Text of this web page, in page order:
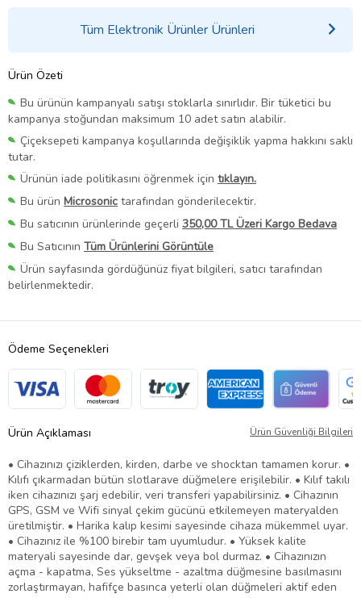
Tüm Elektronik Ürünler Ürünleri
Ürün Özeti
Bu ürünün kampanyalı satışı stoklarla sınırlıdır. Bir tüketici bu
kampanya stoğundan maksimum 10 adet satın alabilir.
Çiçeksepeti kampanya koşullarında değişiklik yapma hakkını saklı
tutar.
Ürünün iade politikasını öğrenmek için tıklayın.
Bu ürün Microsonic tarafından gönderilecektir.
Bu satıcının ürünlerinde geçerli 350,00 TL Üzeri Kargo Bedava
Bu Satıcının Tüm Ürünlerini Görüntüle
Ürün sayfasında gördüğünüz fiyat bilgileri, satıcı tarafından
belirlenmektedir.
Ödeme Seçenekleri
Ürün Açıklaması Ürün Güvenliği Bilgileri
• Cihazınızı çiziklerden, kirden, darbe ve shocktan tamamen korur. •
Kılıfı çıkarmadan bütün slotlarave düğmelere erişilebilir. • Kılıf takılı
iken cihazınızı şarj edebilir, veri transferi yapabilirsiniz. • Cihazının
GPS, GSM ve Wifi sinyal çekim gücünü etkilemeyen materyalden
üretilmiştir. • Harika kalıp kesimi sayesinde cihaza mükemmel uyar.
• Cihazınız ile %100 birebir tam uyumludur. • Yüksek kalite
materyali sayesinde dar, gevşek veya bol durmaz. • Cihazınızın
açma - kapatma, Ses yükseltme - azaltma düğmesine basılmasını
zorlaştırmayan, hafifçe basınca yeterli olan düğmeleri aktif eden